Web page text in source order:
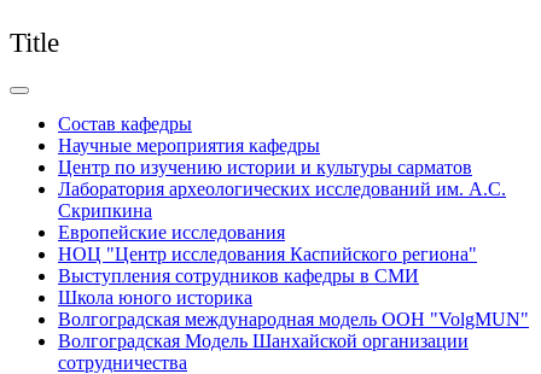
Title
Состав кафедры
Научные мероприятия кафедры
Центр по изучению истории и культуры сарматов
Лаборатория археологических исследований им. А.С.
Скрипкина
Европейские исследования
НОЦ "Центр исследования Каспийского региона"
Выступления сотрудников кафедры в СМИ
Школа юного историка
Волгоградская международная модель ООН "VolgMUN"
Волгоградская Модель Шанхайской организации
сотрудничества